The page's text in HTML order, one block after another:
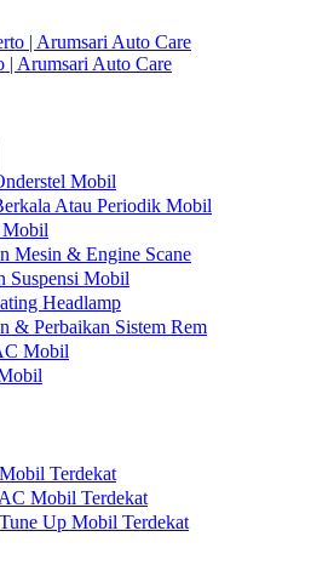
Arumsari Auto Care
Mobil
Atau Periodik Mobil
Mobil
Mesin & Engine Scane
Suspensi Mobil
Headlamp
& Perbaikan Sistem Rem
Mobil
Terdekat
Mobil Terdekat
Up Mobil Terdekat